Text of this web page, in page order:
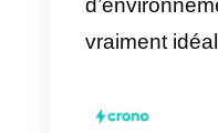
Cela
dans